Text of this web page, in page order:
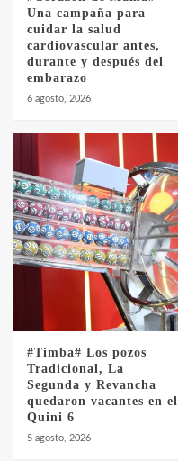
Una campaña para
cuidar la salud
cardiovascular antes,
durante y después del
embarazo
6 agosto, 2026
#Timba# Los pozos
Tradicional, La
Segunda y Revancha
quedaron vacantes en el
Quini 6
5 agosto, 2026